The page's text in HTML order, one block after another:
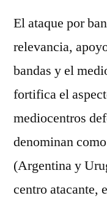
El ataque por
relevancia,
bandas y el
fortifica el
mediocentros
denominan
(Argentina y
centro atacante,